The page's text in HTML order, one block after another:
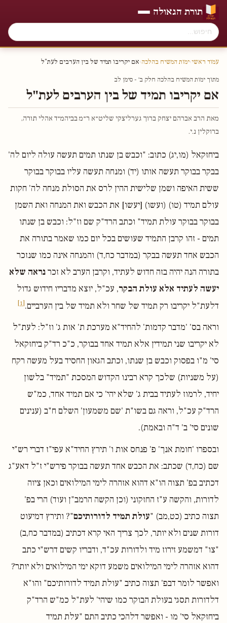
תורת הגאולה
עמוד ראשי›ימות המשיח בהלכה›אם יקריבו תמיד של בין הערבים לעת"ל
מתוך ימות המשיח בהלכה חלק ב׳ - סימן לב
אם יקריבו תמיד של בין הערבים לעת"ל
מאת הרב אברהם יצחק ברוך גערליצקי שליט״א ר״מ בביהמ״ד אהלי תורה,
ברוקלין נ.י.
ביחזקאל (מו,יג) כתוב: "וכבש בן שנתו תמים תעשה עולה ליום לה'
בבקר בבוקר תעשה אותו (יד) ומנחה תעשה עליו בבוקר בבוקר
ששית האיפה ושמן שלישית ההין לרס את הסולת מנחה לה' חקות
עולם תמיד (טו) (ועשו) [יעשו] את הכבש ואת המנחה ואת השמן
בבוקר בבוקר עולת תמיד" וכתב הרד"ק שם וז"ל: וכבש בן שנתו
תמים - זהו קרבן התמיד שעושים בכל יום כמו שאמר בתורה את
הכבש אחד תעשה בבקר (במדבר כח,ד) והמנחה אינה כמו שנזכר
בתורה הנה יהיה בזה חדוש לעתיד, וקרבן הערב לא זכרנראה שלא
יעשה לעתיד אלא עולת הבקר, עכ"ל, יוצא מדבריו חידוש גדול
דלעת"ל יקריבו רק תמיד של שחר ולא תמיד של בין הערביים.[1]
וראה בס' 'מדבר קדמות' להחיד"א מערכת ת' אות ג' וז"ל: לעת"ל
לא יקריבו שני תמידין אלא תמיד אחד בבוקר, כ"כ רד"ק ביחזקאל
סי' מ"ו בפסוק וכבש בן שנתו, וכתב הגאון החסיד בעל מעשה רקח
(על משניות) שלכך קרא רבינו הקדוש המסכת "תמיד" בלשון
יחיד, לרמוז לעתיד בבית ג' שלא יהי' כי אם תמיד אחד, כמ"ש
הרד"ק עכ"ל, וראה גם בשו"ת 'שם משמעון' השלם ח"ב (ענינים
שונים סי' ב' ד"ה ובאמת).
ובספרו 'חומת אנך' פ' פנחס אות ו' תירץ החיד"א עפי"ז דברי רש"י
שם (כח,ד) שכתב: את הכבש אחד תעשה בבוקר פירש"י ז"ל דאע"ג
דכתיב בפ' תצוה הו"א דהוא אזהרה לימי המילואים וכאן ציוה
לדורות, והקשה ע"ז החזקוני (וכן הקשה הרמב"ן ועוד) הרי בפ'
תצוה כתיב (כט,מב) "עולת תמיד לדורותיכם"? ותירץ דמיעוט
דורות שנים ולא יותר, לכך צריך האי קרא דכתיב (במדבר כח,ב)
"צו" דמשמע זירוז מיד ולדורות עכ"ד, ודבריו קשים דרש"י כתב
דהוא אזהרה לימי המילואים משמע דוקא ימי המילואים ולא יותר?
ואפשר לומר דבפ' תצוה כתיב "עולת תמיד לדורותיכם" והו"א
דלדורות תסגי בעולת הבוקר כמו שיהי' לעת"ל כמ"ש הרד"ק
ביחזקאל סי' מו - ואפשר דלהכי כתיב התם "עלת תמיד